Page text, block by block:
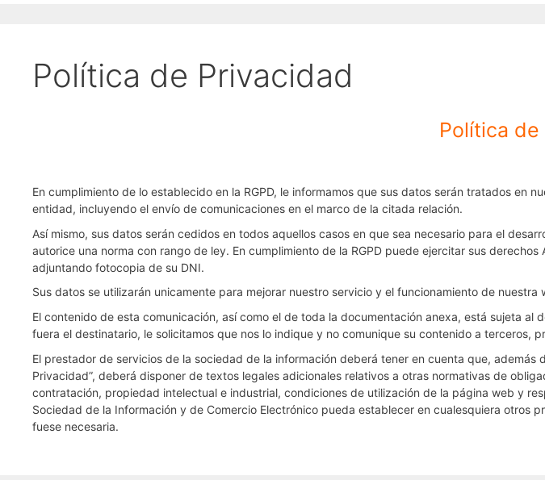
Política de Privacidad
Política
En cumplimiento de lo establecido en la RGPD, le informamos que sus datos serán tratados en
entidad, incluyendo el envío de comunicaciones en el marco de la citada relación.
Así mismo, sus datos serán cedidos en todos aquellos casos en que sea necesario para el
autorice una norma con rango de ley. En cumplimiento de la RGPD puede ejercitar sus derechos
adjuntando fotocopia de su DNI.
Sus datos se utilizarán unicamente para mejorar nuestro servicio y el funcionamiento de
El contenido de esta comunicación, así como el de toda la documentación anexa, está sujeta
fuera el destinatario, le solicitamos que nos lo indique y no comunique su contenido a terceros,
El prestador de servicios de la sociedad de la información deberá tener en cuenta que,
Privacidad”, deberá disponer de textos legales adicionales relativos a otras normativas de
contratación, propiedad intelectual e industrial, condiciones de utilización de la página web y
Sociedad de la Información y de Comercio Electrónico pueda establecer en cualesquiera otros
fuese necesaria.